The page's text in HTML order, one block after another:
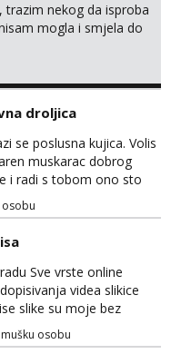
trazim nekog da isproba
mogla i smjela do
droljica
se poslusna kujica. Volis
muskarac dobrog
i radi s tobom ono sto
okvira,kinky i
godina max okvirno 40.
ko fol ljepotice me ne
i slicnima. Stop
Javi se sa slikom i
osobu
Sve vrste online
videa slikice
slike su moje bez
javiti se na wap:
osobu